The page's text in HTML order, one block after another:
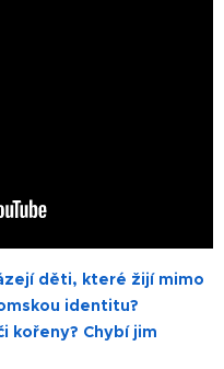
děti, které žijí mimo
identitu?
kořeny? Chybí jim